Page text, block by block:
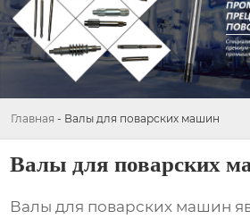
Главная - Валы для поварских машин
Валы для поварских
Валы для поварских машин